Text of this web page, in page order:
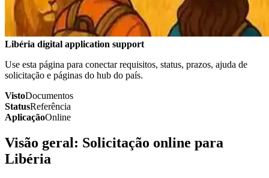
Libéria digital application support
Use esta página para conectar requisitos, status, prazos, ajuda de
solicitação e páginas do hub do país.
VistoDocumentos
StatusReferência
AplicaçãoOnline
Visão geral: Solicitação online para
Libéria